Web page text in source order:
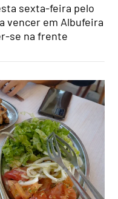
sexta-feira pelo
vencer em Albufeira
se na frente